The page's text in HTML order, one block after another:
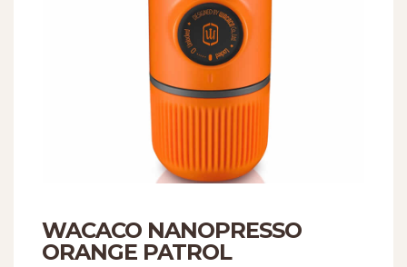
WACACO NANOPRESSO
ORANGE PATROL